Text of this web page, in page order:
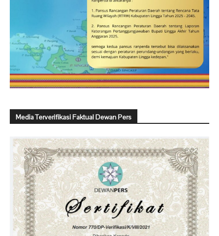
Media Terverifikasi Faktual Dewan Pers